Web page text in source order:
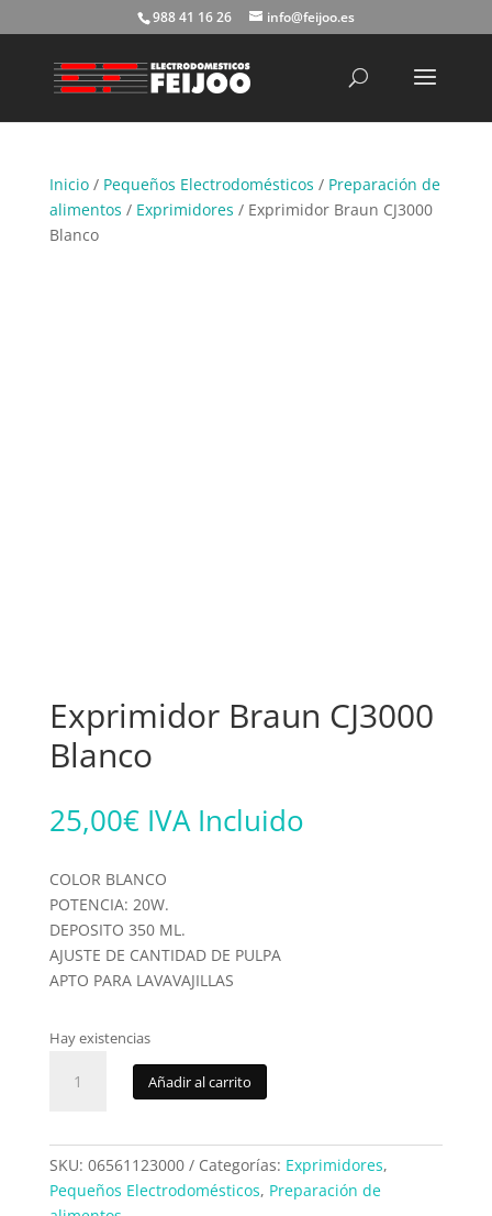
988 41 16 26 info@feijoo.es
Inicio/ Pequeños Electrodomésticos / Preparación de
alimentos / Exprimidores / Exprimidor Braun CJ3000
Blanco
Exprimidor Braun CJ3000
Blanco
25,00€ IVA Incluido
COLOR BLANCO
POTENCIA: 20W.
DEPOSITO 350 ML.
AJUSTE DE CANTIDAD DE PULPA
APTO PARA LAVAVAJILLAS
Hay existencias
Braun
cantidad
Añadir al carrito
SKU: 06561123000 Categorías: Exprimidores,
Pequeños Electrodomésticos, Preparación de